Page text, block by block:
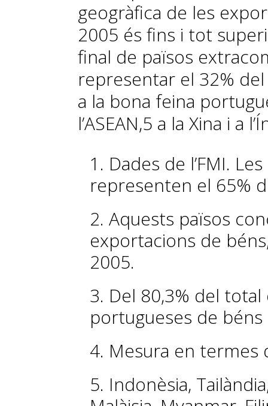
geogràfica de les
2005 és fins i tot
final de països
representar el 32%
a la bona feina
l’ASEAN,5 a la Xina i a
1. Dades de l’FMI.
representen el 65%
2. Aquests països
exportacions de
2005.
3. Del 80,3% del
portugueses de
4. Mesura en termes
5. Indonèsia,